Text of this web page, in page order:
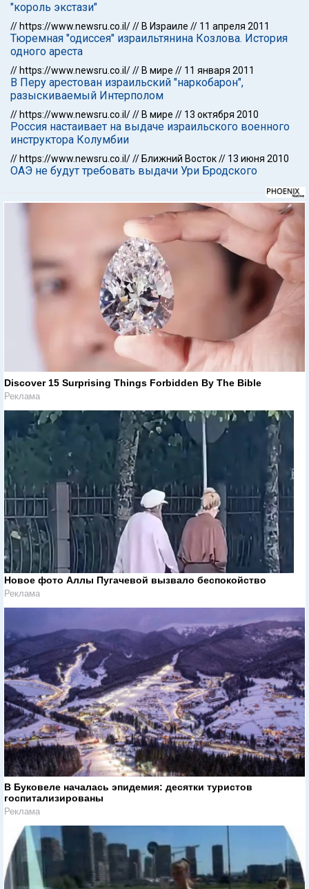
"король экстази"
// https://www.newsru.co.il/// В Израиле // 11 апреля 2011
Тюремная "одиссея" израильтянина Козлова. История
одного ареста
// https://www.newsru.co.il/// В мире // 11 января 2011
В Перу арестован израильский "наркобарон",
разыскиваемый Интерполом
// https://www.newsru.co.il/// В мире // 13 октября 2010
Россия настаивает на выдаче израильского военного
инструктора Колумбии
// https://www.newsru.co.il/// Ближний Восток// 13 июня 2010
ОАЭ не будут требовать выдачи Ури Бродского
Discover 15 Surprising Things Forbidden By The Bible
Реклама
Новое фото Аллы Пугачевой вызвало беспокойство
Реклама
В Буковеле началась эпидемия: десятки туристов
госпитализированы
Реклама